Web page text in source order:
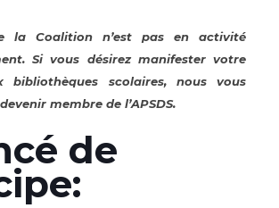
la Coalition n’est pas en activité
Si vous désirez manifester votre
bibliothèques scolaires, nous vous
membre de l’APSDS.
de